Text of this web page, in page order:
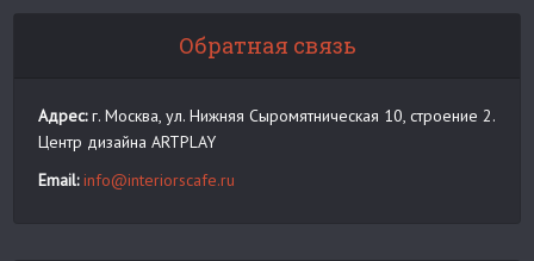
Обратная связь
Адрес:г. Москва, ул. Нижняя Сыромятническая 10, строение 2.
Центр дизайна ARTPLAY
Email: info@interiorscafe.ru